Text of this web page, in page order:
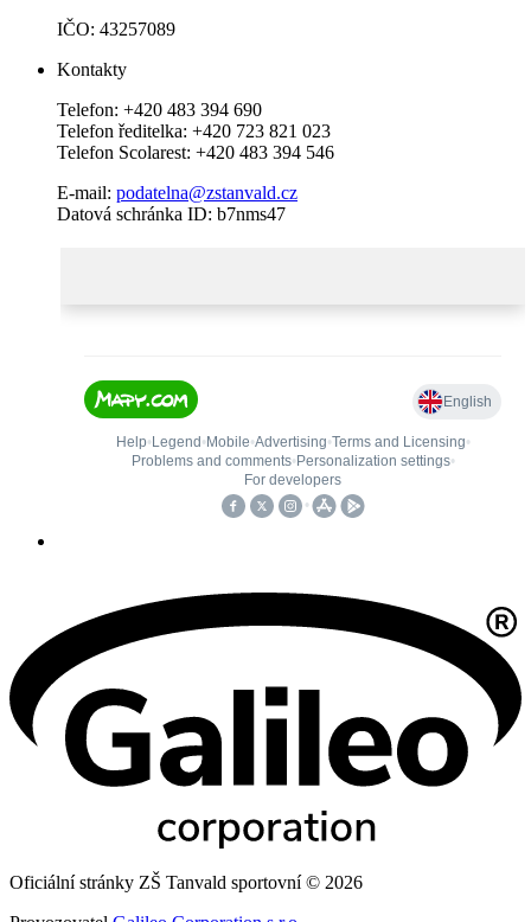
IČO: 43257089
Kontakty
Telefon: +420 483 394 690
Telefon ředitelka: +420 723 821 023
Telefon Scolarest: +420 483 394 546
E-mail: podatelna@zstanvald.cz
Datová schránka ID: b7nms47
Oficiální stránky ZŠ Tanvald sportovní © 2026